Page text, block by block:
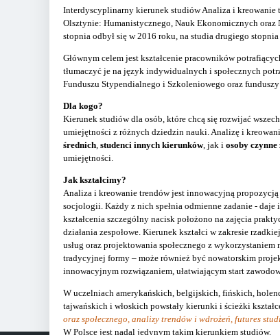
Interdyscyplinarny kierunek studiów Analiza i
Olsztynie: Humanistycznego, Nauk Ekonomicznych oraz
stopnia odbył się w 2016 roku, na studia drugiego
Głównym celem jest kształcenie pracowników
tłumaczyć je na język indywidualnych i społecznych
Funduszu Stypendialnego i Szkoleniowego oraz
Dla kogo?
Kierunek studiów dla osób, które chcą się rozwijać
umiejętności z różnych dziedzin nauki. Analizę i
średnich, studenci innych kierunków, jak i osoby czynne
umiejętności.
Jak kształcimy?
Analiza i kreowanie trendów jest innowacyjną
socjologii. Każdy z nich spełnia odmienne zadanie ‑
kształcenia szczególny nacisk położono na zajęcia
działania zespołowe. Kierunek kształci w zakresie
usług oraz projektowania społecznego z
tradycyjnej formy – może również być nowatorskim
innowacyjnym rozwiązaniem, ułatwiającym start
W uczelniach amerykańskich, belgijskich, fińskich,
tajwańskich i włoskich powstały kierunki i ścieżki
oraz społecznego, analizy trendów i wdrożeń, futures
W Polsce jest nadal jedynym takim kierunkiem studiów.